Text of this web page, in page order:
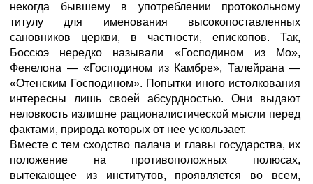
некогда бывшему в употреблении протокольному
титулу для именования высокопоставленных
сановников церкви, в частности, епископов. Так,
Боссюэ нередко называли «Господином из Mo»,
Фенелона — «Господином из Камбре», Талейрана —
«Отенским Господином». Попытки иного истолкования
интересны лишь своей абсурдностью. Они выдают
неловкость излишне рационалистической мысли перед
фактами, природа которых от нее ускользает.
Вместе с тем сходство палача и главы государства, их
положение на противоположных полюсах,
вытекающее из институтов, проявляется во всем,